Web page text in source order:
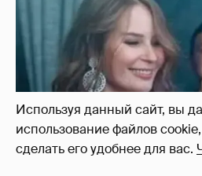
Используя данный сайт, вы
использование файлов
сделать его удобнее для вас.
Неужели правда?